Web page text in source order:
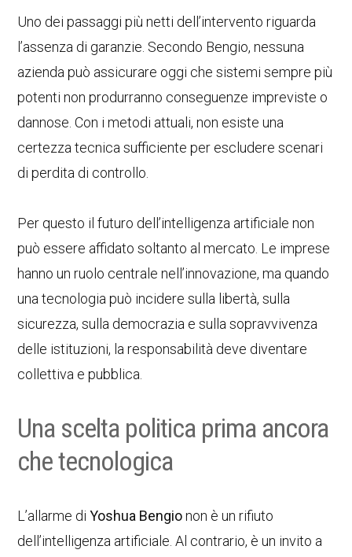
Uno dei passaggi più netti dell’intervento riguarda
l’assenza di garanzie. Secondo Bengio, nessuna
azienda può assicurare oggi che sistemi sempre più
potenti non produrranno conseguenze impreviste o
dannose. Con i metodi attuali, non esiste una
certezza tecnica sufficiente per escludere scenari
di perdita di controllo.
Per questo il futuro dell’intelligenza artificiale non
può essere affidato soltanto al mercato. Le imprese
hanno un ruolo centrale nell’innovazione, ma quando
una tecnologia può incidere sulla libertà, sulla
sicurezza, sulla democrazia e sulla sopravvivenza
delle istituzioni, la responsabilità deve diventare
collettiva e pubblica.
Una scelta politica prima ancora
che tecnologica
L’allarme diYoshua Bengionon è un rifiuto
dell’intelligenza artificiale. Al contrario, è un invito a